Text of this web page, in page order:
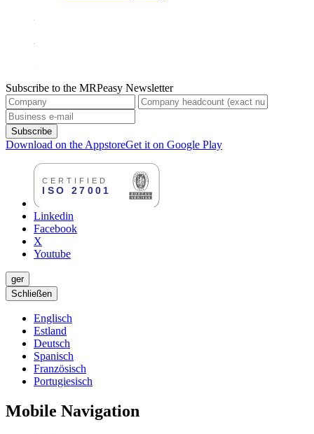
Subscribe to the MRPeasy Newsletter
Subscribe
Download on the AppstoreGet it on Google Play
Linkedin
Facebook
X
Youtube
ger
Schließen
Englisch
Estland
Deutsch
Spanisch
Französisch
Portugiesisch
Mobile Navigation